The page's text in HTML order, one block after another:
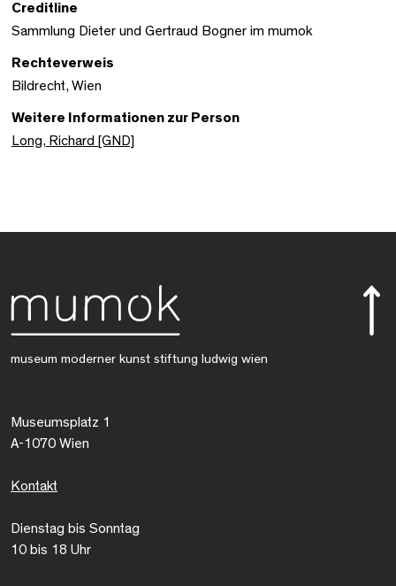
Creditline
Sammlung Dieter und Gertraud Bogner im mumok
Rechteverweis
Bildrecht, Wien
Weitere Informationen zur Person
Long, Richard [GND]
museum moderner kunst stiftung ludwig wien
Museumsplatz 1
A-1070 Wien
Kontakt
Dienstag bis Sonntag
10 bis 18 Uhr